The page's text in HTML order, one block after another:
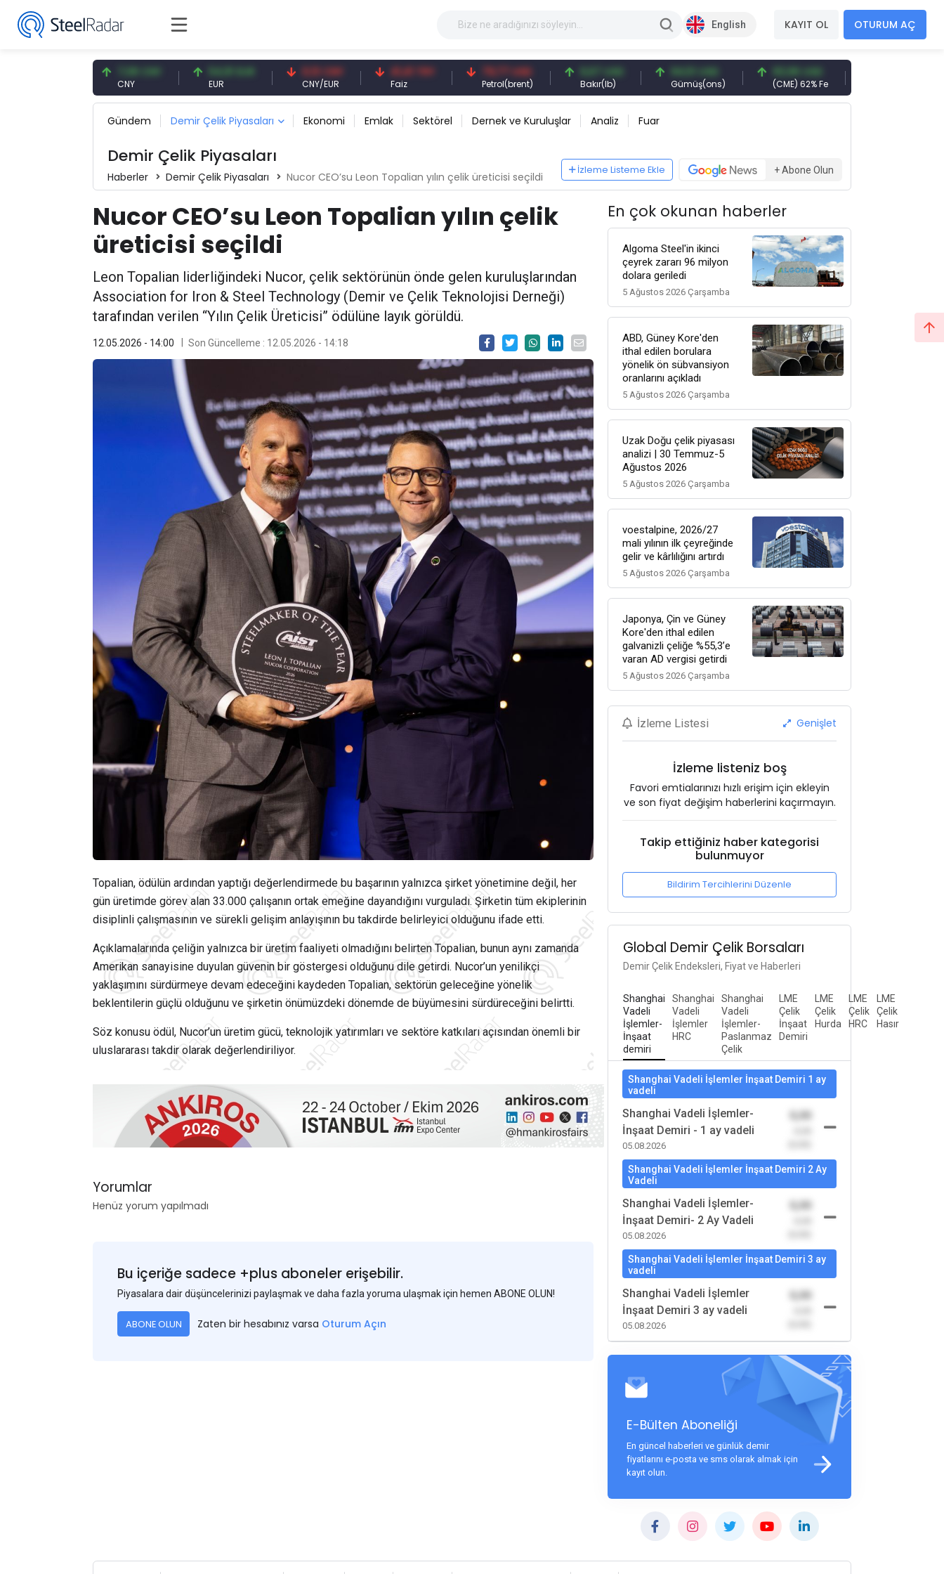
English KAYIT OL OTURUM AÇ
7,08 CNY 54,91 EUR
EUR
0,13 CNY
CNY/EUR
41,41 TRY
Faiz
79,77 USD
Petrol(brent)
6,67 USD
Bakır(lb)
94,51 USD
Gümüş(ons)
93,96 USD
(CME) 62% Fe
377,25 USD
Gemi Söküm
Gündem Demir Çelik Piyasaları Ekonomi Emlak Sektörel Dernek ve Kuruluşlar Analiz Fuar
Demir Çelik Piyasaları
Haberler Demir Çelik Piyasaları Nucor CEO’su Leon Topalian yılın çelik üreticisi seçildi
İzleme Listeme Ekle + Abone Olun
Nucor CEO’su Leon Topalian yılın çelik
üreticisi seçildi
Leon Topalian liderliğindeki Nucor, çelik sektörünün önde gelen kuruluşlarından
Association for Iron & Steel Technology (Demir ve Çelik Teknolojisi Derneği)
tarafından verilen “Yılın Çelik Üreticisi” ödülüne layık görüldü.
12.05.2026 - 14:00 Son Güncelleme : 12.05.2026 - 14:18
Topalian, ödülün ardından yaptığı değerlendirmede bu başarının yalnızca şirket yönetimine değil, her
gün üretimde görev alan 33.000 çalışanın ortak emeğine dayandığını vurguladı. Şirketin tüm ekiplerinin
disiplinli çalışmasının ve sürekli gelişim anlayışının bu takdirde belirleyici olduğunu ifade etti.
Açıklamalarında çeliğin yalnızca bir üretim faaliyeti olmadığını belirten Topalian, bunun aynı zamanda
Amerikan sanayisine duyulan güvenin bir göstergesi olduğunu dile getirdi. Nucor’un yenilikçi
yaklaşımını sürdürmeye devam edeceğini kaydeden Topalian, sektörün geleceğine yönelik
beklentilerin güçlü olduğunu ve şirketin önümüzdeki dönemde de büyümesini sürdüreceğini belirtti.
Söz konusu ödül, Nucor’un üretim gücü, teknolojik yatırımları ve sektöre katkıları açısından önemli bir
uluslararası takdir olarak değerlendiriliyor.
Yorumlar
Henüz yorum yapılmadı
Bu içeriğe sadece +plus aboneler erişebilir.
Piyasalara dair düşüncelerinizi paylaşmak ve daha fazla yoruma ulaşmak için hemen ABONE OLUN!
ABONE OLUN Zaten bir hesabınız varsa Oturum Açın
En çok okunan haberler
Algoma Steel'in ikinci
çeyrek zararı 96 milyon
dolara geriledi
5 Ağustos 2026 Çarşamba
ABD, Güney Kore'den
ithal edilen borulara
yönelik ön sübvansiyon
oranlarını açıkladı
5 Ağustos 2026 Çarşamba
Uzak Doğu çelik piyasası
analizi | 30 Temmuz-5
Ağustos 2026
5 Ağustos 2026 Çarşamba
voestalpine, 2026/27
mali yılının ilk çeyreğinde
gelir ve kârlılığını artırdı
5 Ağustos 2026 Çarşamba
Japonya, Çin ve Güney
Kore'den ithal edilen
galvanizli çeliğe %55,3’e
varan AD vergisi getirdi
5 Ağustos 2026 Çarşamba
İzleme Listesi Genişlet
İzleme listeniz boş
Favori emtialarınızı hızlı erişim için ekleyin
ve son fiyat değişim haberlerini kaçırmayın.
Takip ettiğiniz haber kategorisi
bulunmuyor
Bildirim Tercihlerini Düzenle
Global Demir Çelik Borsaları
Demir Çelik Endeksleri, Fiyat ve Haberleri
Shanghai
Vadeli
İşlemler-
İnşaat
demiri
Shanghai
Vadeli
İşlemler
HRC
Shanghai
Vadeli
İşlemler-
Paslanmaz
Çelik
LME
Çelik
İnşaat
Demiri
LME
Çelik
Hurda
LME
Çelik
HRC
LME
Çelik
Hasır
Shanghai Vadeli İşlemler İnşaat Demiri 1 ay
vadeli
Shanghai Vadeli İşlemler-
İnşaat Demiri - 1 ay vadeli
05.08.2026
0,00
Shanghai Vadeli İşlemler İnşaat Demiri 2 Ay
Vadeli
Shanghai Vadeli İşlemler-
İnşaat Demiri- 2 Ay Vadeli
05.08.2026
0,00
Shanghai Vadeli İşlemler İnşaat Demiri 3 ay
vadeli
Shanghai Vadeli İşlemler
İnşaat Demiri 3 ay vadeli
05.08.2026
0,00
E-Bülten Aboneliği
En güncel haberleri ve günlük demir
fiyatlarını e-posta ve sms olarak almak için
kayıt olun.